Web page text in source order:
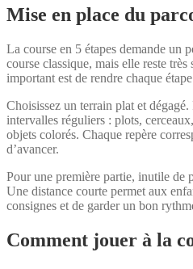
Mise en place du
La course en 5 étapes demande un
course classique, mais elle reste
important est de rendre chaque
Choisissez un terrain plat et dégagé.
intervalles réguliers : plots,
objets colorés. Chaque repère
d’avancer.
Pour une première partie, inutile de
Une distance courte permet aux
consignes et de garder un bon
Comment jouer à la